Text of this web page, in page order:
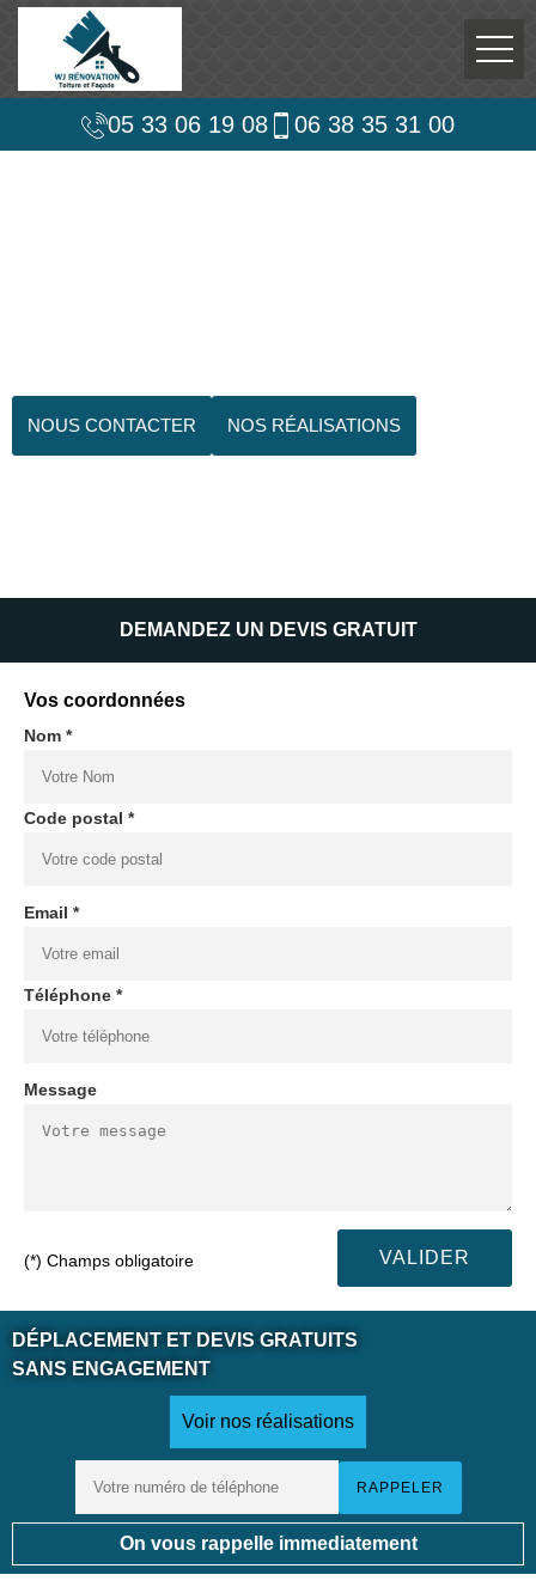
05 33 06 19 08 06 38 35 31 00
NOUS CONTACTER NOS RÉALISATIONS
DEMANDEZ UN DEVIS GRATUIT
Vos coordonnées
Nom *
Code postal *
Email *
Téléphone *
Message
(*) Champs obligatoire
DÉPLACEMENT ET DEVIS GRATUITS
SANS ENGAGEMENT
Voir nos réalisations
On vous rappelle immediatement